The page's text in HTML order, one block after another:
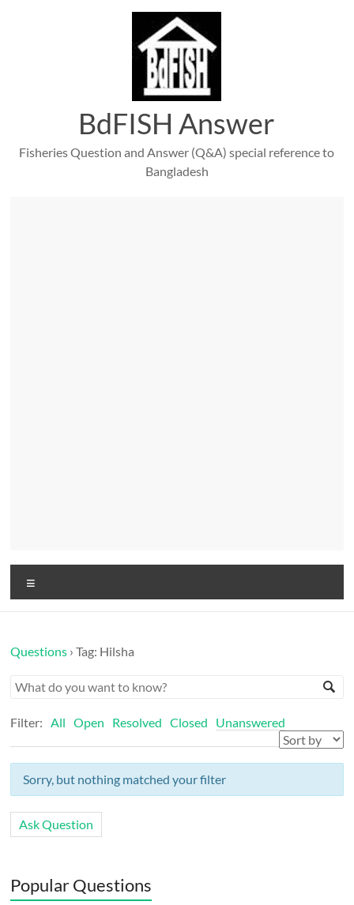
BdFISH Answer
Fisheries Question and Answer (Q&A) special reference to
Bangladesh
Questions ›Tag: Hilsha
Filter: All Open Resolved Closed Unanswered
Sorry, but nothing matched your filter
Ask Question
Popular Questions